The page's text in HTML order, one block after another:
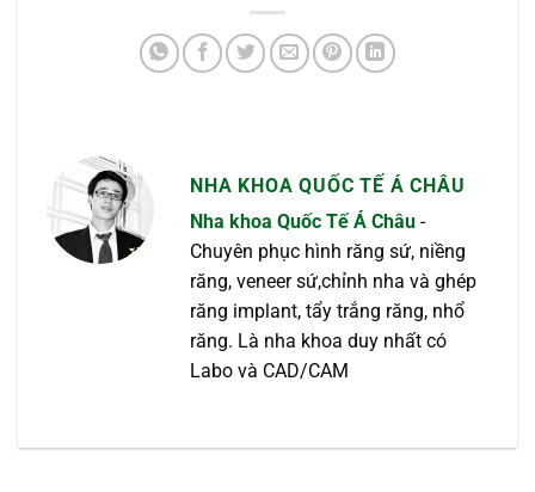
NHA KHOA QUỐC TẾ Á CHÂU
Nha khoa Quốc Tế Á Châu -
Chuyên phục hình răng sứ, niềng
răng, veneer sứ,chỉnh nha và ghép
răng implant, tẩy trắng răng, nhổ
răng. Là nha khoa duy nhất có
Labo và CAD/CAM